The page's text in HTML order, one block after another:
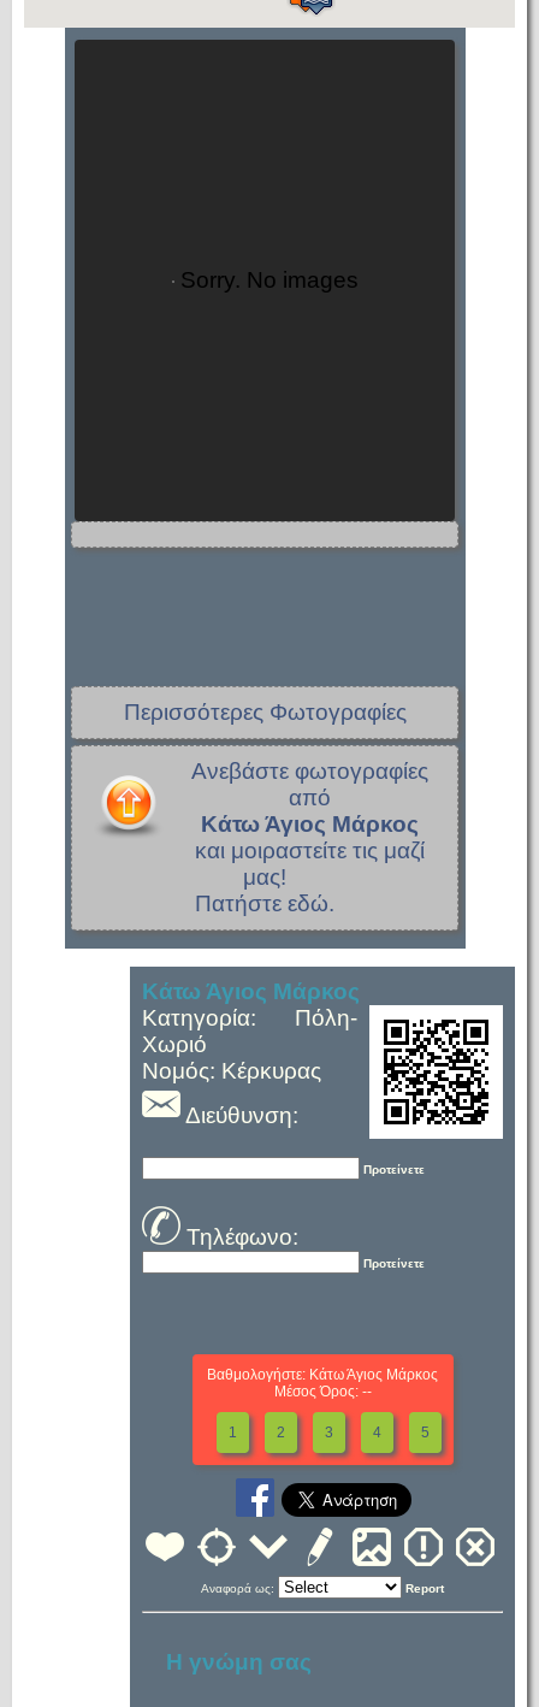
Sorry. No images
Περισσότερες Φωτογραφίες
Ανεβάστε φωτογραφίες
από
Κάτω Άγιος Μάρκος
και μοιραστείτε τις μαζί
μας!
Πατήστε εδώ.
Κάτω Άγιος Μάρκος
Κατηγορία: Πόλη-
Χωριό
Νομός: Κέρκυρας
Διεύθυνση:
Προτείνετε
Τηλέφωνο:
Προτείνετε
Βαθμολογήστε: Κάτω Άγιος Μάρκος
Μέσος Όρος: --
1 2 3 4 5
Αναφορά ως: Report
Η γνώμη σας